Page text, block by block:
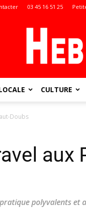
03 45 16 51 25
CULTURE
Doubs
aux
polyvalents et